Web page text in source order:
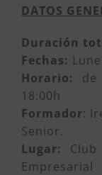
DATOS
Duración
Fechas:
Horario: de
18:00h
Formador:
Senior.
Lugar: